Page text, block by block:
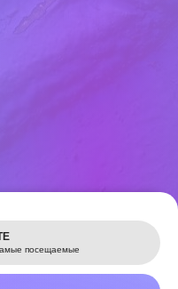
Leaflet
посещаемые